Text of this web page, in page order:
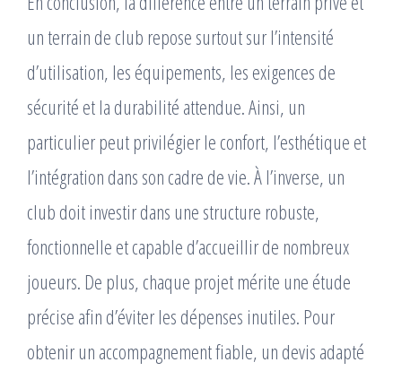
un terrain de club repose surtout sur l’intensité
d’utilisation, les équipements, les exigences de
sécurité et la durabilité attendue. Ainsi, un
particulier peut privilégier le confort, l’esthétique et
l’intégration dans son cadre de vie. À l’inverse, un
club doit investir dans une structure robuste,
fonctionnelle et capable d’accueillir de nombreux
joueurs. De plus, chaque projet mérite une étude
précise afin d’éviter les dépenses inutiles. Pour
obtenir un accompagnement fiable, un devis adapté